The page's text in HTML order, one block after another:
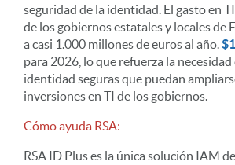
seguridad de la identidad. El gasto en
de los gobiernos estatales y locales de
a casi 1.000 millones de euros al año.
para 2026, lo que refuerza la
identidad seguras que puedan
inversiones en TI de los gobiernos.
Cómo ayuda RSA:
RSA ID Plus es la única solución IAM